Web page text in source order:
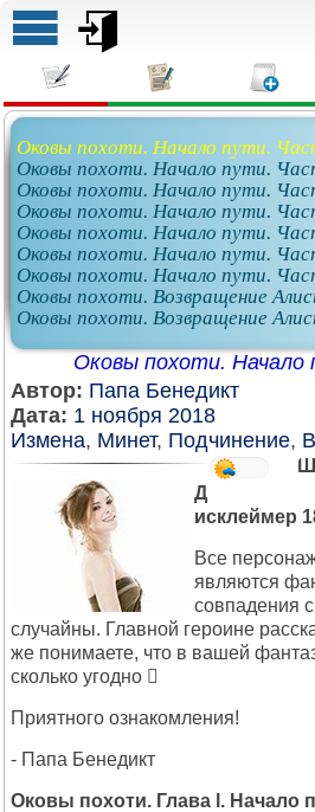
Оковы похоти. Начало пути.
Оковы похоти. Начало пути.
Оковы похоти. Начало пути.
Оковы похоти. Начало пути.
Оковы похоти. Начало пути.
Оковы похоти. Начало пути.
Оковы похоти. Начало пути.
Оковы похоти. Возвращение
Оковы похоти. Возвращение
Оковы похоти. Начало
Автор: Папа Бенедикт
Дата: 1 ноября 2018
Измена, Минет, Подчинение,
Д
исклеймер
Все
являются
совпадения
случайны. Главной героине
же понимаете, что в вашей
сколько угодно 
Приятного ознакомления!
- Папа Бенедикт
Оковы похоти. Глава l. Начало